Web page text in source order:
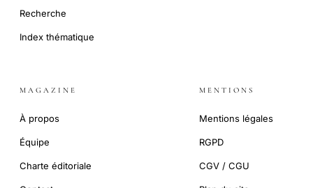
Recherche
Index thématique
MAGAZINE
À propos
Équipe
Charte éditoriale
MENTIONS
Mentions légales
RGPD
CGV / CGU